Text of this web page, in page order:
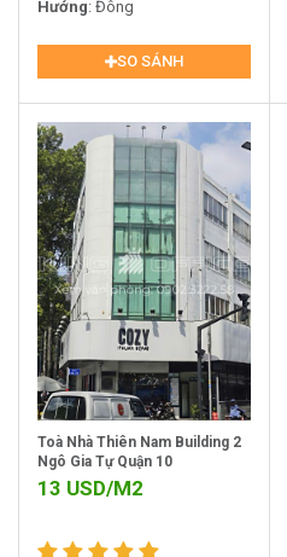
Tháng Tám, Phường 12, Quận
Hướng : Đông
SO SÁNH
Toà Nhà Thiên Nam Building 2
Ngô Gia Tự Quận 10
13 USD/M2